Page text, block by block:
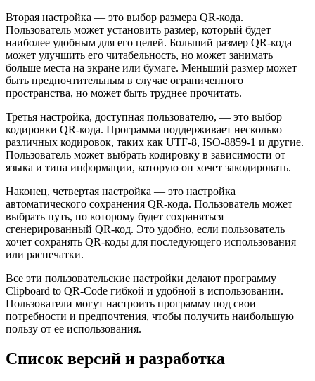
Вторая настройка — это выбор размера QR-кода.
Пользователь может установить размер, который будет
наиболее удобным для его целей. Больший размер QR-кода
может улучшить его читабельность, но может занимать
больше места на экране или бумаге. Меньший размер может
быть предпочтительным в случае ограниченного
пространства, но может быть труднее прочитать.
Третья настройка, доступная пользователю, — это выбор
кодировки QR-кода. Программа поддерживает несколько
различных кодировок, таких как UTF-8, ISO-8859-1 и другие.
Пользователь может выбрать кодировку в зависимости от
языка и типа информации, которую он хочет закодировать.
Наконец, четвертая настройка — это настройка
автоматического сохранения QR-кода. Пользователь может
выбрать путь, по которому будет сохраняться
сгенерированный QR-код. Это удобно, если пользователь
хочет сохранять QR-коды для последующего использования
или распечатки.
Все эти пользовательские настройки делают программу
Clipboard to QR-Code гибкой и удобной в использовании.
Пользователи могут настроить программу под свои
потребности и предпочтения, чтобы получить наибольшую
пользу от ее использования.
Список версий и разработка